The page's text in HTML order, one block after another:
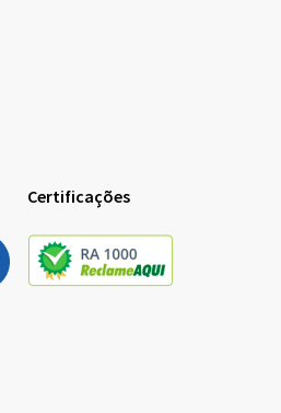
Certificações